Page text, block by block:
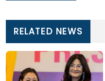
RELATED NEWS